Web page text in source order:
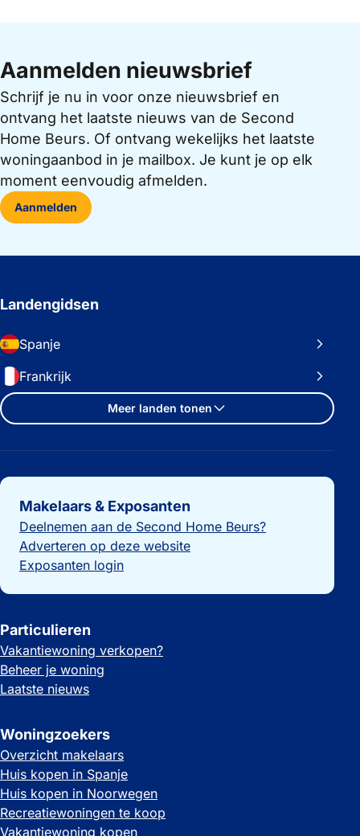
Aanmelden nieuwsbrief
Schrijf je nu in voor onze nieuwsbrief en
ontvang het laatste nieuws van de Second
Home Beurs. Of ontvang wekelijks het laatste
woningaanbod in je mailbox. Je kunt je op elk
moment eenvoudig afmelden.
Aanmelden
Landengidsen
Spanje
Frankrijk
Meer landen tonen
Belangrijke links
Makelaars & Exposanten
Deelnemen aan de Second Home Beurs?
Adverteren op deze website
Exposanten login
Particulieren
Vakantiewoning verkopen?
Beheer je woning
Laatste nieuws
Woningzoekers
Overzicht makelaars
Huis kopen in Spanje
Huis kopen in Noorwegen
Recreatiewoningen te koop
Vakantiewoning kopen